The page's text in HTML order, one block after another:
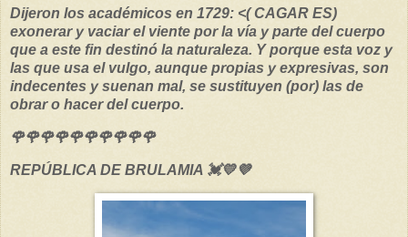
Dijeron los académicos en 1729: <( CAGAR ES)
exonerar y vaciar el viente por la vía y parte del cuerpo
que a este fin destinó la naturaleza. Y porque esta voz y
las que usa el vulgo, aunque propias y expresivas, son
indecentes y suenan mal, se sustituyen (por) las de
obrar o hacer del cuerpo.
🌹🌹🌹🌹🌹🌹🌹🌹🌹🌹
REPÚBLICA DE BRULAMIA 💓💛💜